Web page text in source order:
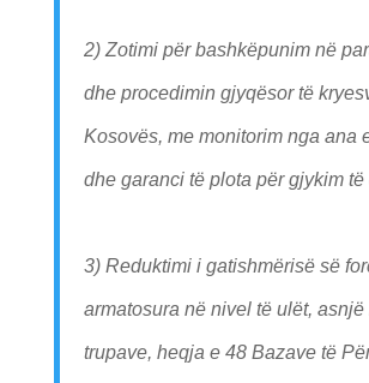
2) Zotimi për bashkëpunim në
dhe procedimin gjyqësor të
Kosovës, me monitorim nga ana
dhe garanci të plota për gjykim të
3) Reduktimi i gatishmërisë së
armatosura në nivel të ulët,
trupave, heqja e 48 Bazave të